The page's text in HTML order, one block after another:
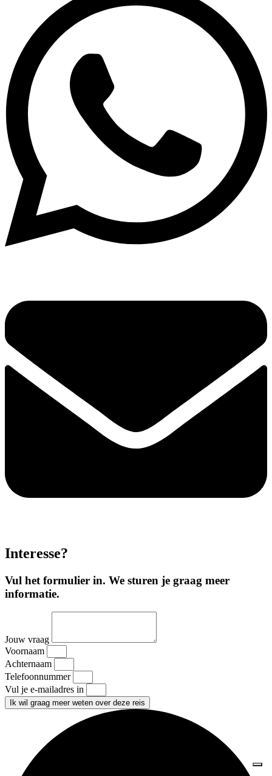
Interesse?
Vul het formulier in. We sturen je graag meer
informatie.
Jouw vraag
Voornaam
Achternaam
Telefoonnummer
Vul je e-mailadres in
Ik wil graag meer weten over deze reis